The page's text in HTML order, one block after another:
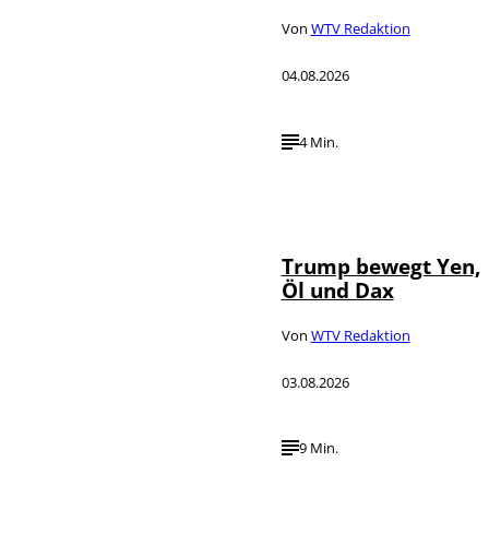
Von WTV Redaktion
04.08.2026
4 Min.
Trump bewegt Yen,
Öl und Dax
Von WTV Redaktion
03.08.2026
9 Min.